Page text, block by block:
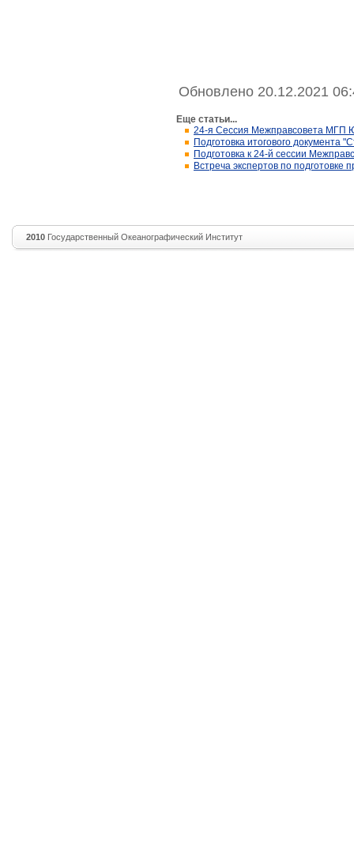
Обновлено 20.12.2021
Еще статьи...
24-я Сессия Межправсовета МГП
Подготовка итогового документа
Подготовка к 24-й сессии
Встреча экспертов по подготовке
2010 Государственный Океанографический Институт